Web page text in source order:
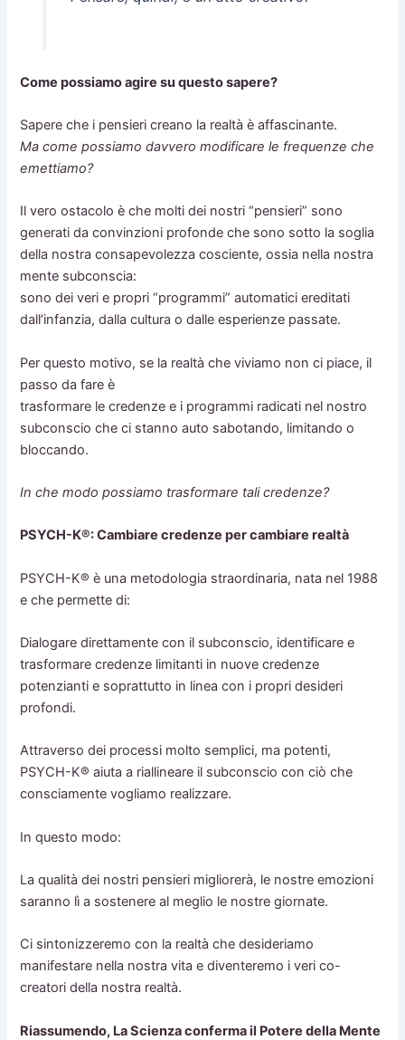
Come possiamo agire su questo sapere?
Sapere che i pensieri creano la realtà è affascinante.
Ma come possiamo davvero modificare le frequenze che
emettiamo?
Il vero ostacolo è che molti dei nostri “pensieri” sono
generati da convinzioni profonde che sono sotto la soglia
della nostra consapevolezza cosciente, ossia nella nostra
mente subconscia:
sono dei veri e propri “programmi” automatici ereditati
dall’infanzia, dalla cultura o dalle esperienze passate.
Per questo motivo, se la realtà che viviamo non ci piace, il
passo da fare è
trasformare le credenze e i programmi radicati nel nostro
subconscio che ci stanno auto sabotando, limitando o
bloccando.
In che modo possiamo trasformare tali credenze?
PSYCH-K®: Cambiare credenze per cambiare realtà
PSYCH-K® è una metodologia straordinaria, nata nel 1988
e che permette di:
Dialogare direttamente con il subconscio, identificare e
trasformare credenze limitanti in nuove credenze
potenzianti e soprattutto in linea con i propri desideri
profondi.
Attraverso dei processi molto semplici, ma potenti,
PSYCH-K® aiuta a riallineare il subconscio con ciò che
consciamente vogliamo realizzare.
In questo modo:
La qualità dei nostri pensieri migliorerà, le nostre emozioni
saranno lì a sostenere al meglio le nostre giornate.
Ci sintonizzeremo con la realtà che desideriamo
manifestare nella nostra vita e diventeremo i veri co-
creatori della nostra realtà.
Riassumendo, La Scienza conferma il Potere della Mente